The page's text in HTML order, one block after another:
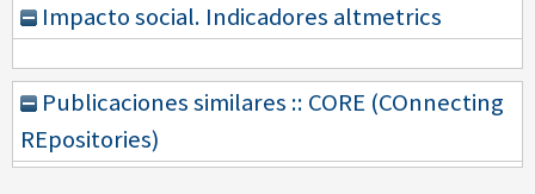
Impacto social. Indicadores altmetrics
Publicaciones similares :: CORE (COnnecting
REpositories)